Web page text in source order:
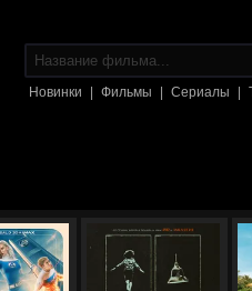
Новинки Фильмы Сериалы